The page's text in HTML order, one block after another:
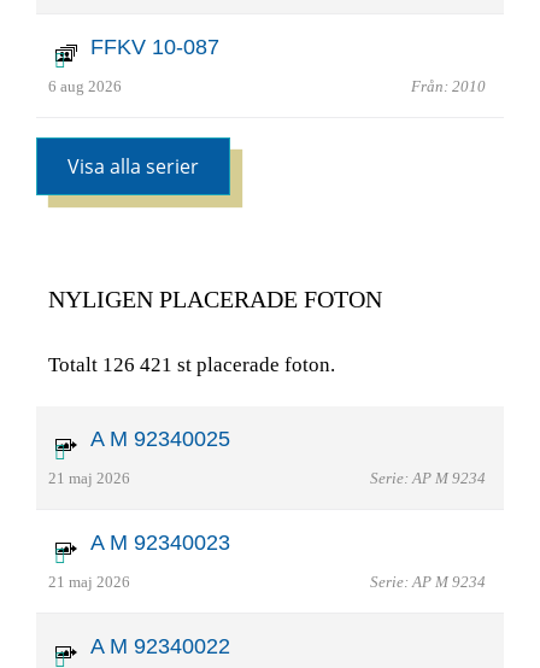
FFKV 10-087
6 aug 2026 Från: 2010
Visa alla serier
NYLIGEN PLACERADE FOTON
Totalt 126 421 st placerade foton.
A M 92340025
21 maj 2026 Serie: AP M 9234
A M 92340023
21 maj 2026 Serie: AP M 9234
A M 92340022